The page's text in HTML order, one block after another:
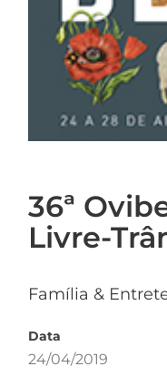
36ª
Livre-
Família &
Data
24/04/2019